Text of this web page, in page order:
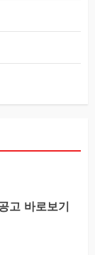
고 바로보기